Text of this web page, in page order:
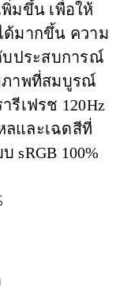
มขึ้น เพื่อให้
ด้มากขึ้น ความ
บประสบการณ์
าพที่สมบูรณ์
เฟรช 120Hz
ลและเฉดสีที่
sRGB 100%